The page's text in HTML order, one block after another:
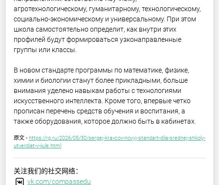
агротехнологическому, гуманитарному, технологическому,
социально-экономическому и универсальному. При этом
школа самостоятельно определит, как внутри этих
профилей будут формироваться узконаправленные
группы или классы.
В новом стандарте программы по математике, физике,
химии и биологии станут более прикладными, больше
внимания уделено навыкам работы с технологиями
искусственного интеллекта. Кроме того, впервые четко
прописан перечень средств обучения и воспитания, а
также оборудования, которое должно быть в кабинетах.
原文 - https://rg.ru/2026/05/30/sergej-kravcov-novyj-standart-dlia-srednej-shkoly-
utverdiat-v-iiule.html
关注我们的社交网络：
vk.com/compassedu